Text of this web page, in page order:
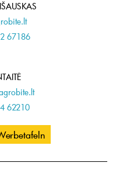
67186
62210